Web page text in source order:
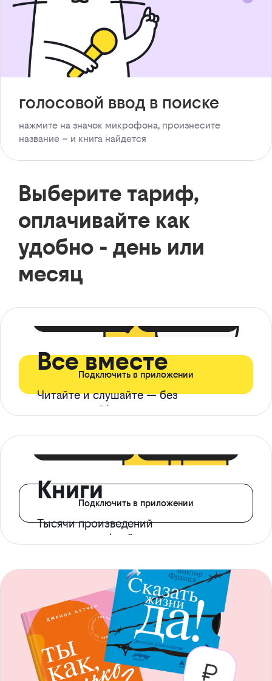
голосовой ввод в поиске
нажмите на значок микрофона, произнесите
название – и книга найдется
Выберите тариф,
оплачивайте как
удобно - день или
месяц
Все вместе
Читайте и слушайте — без
ограничений*
Подключить в приложении
Книги
Тысячи произведений
с доступом офлайн
Подключить в приложении